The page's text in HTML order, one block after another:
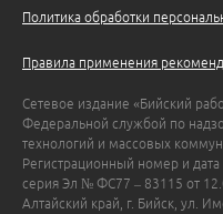
Политика обработки
Правила применения
Сетевое издание «Бийский
Федеральной службой по
технологий и массовых
Регистрационный номер и
серия Эл № ФС77 – 83115 от
Алтайский край, г. Бийск, ул.